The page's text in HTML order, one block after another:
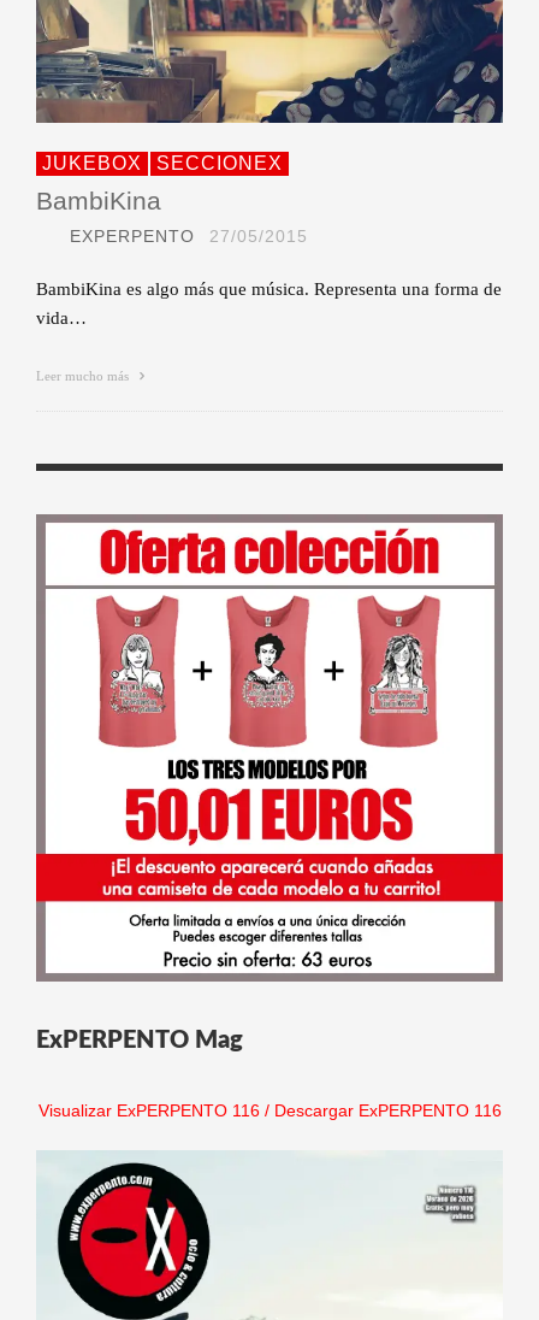
JUKEBOX SECCIONEX
BambiKina
EXPERPENTO 27/05/2015
BambiKina es algo más que música. Representa una forma de
vida…
Leer mucho más
ExPERPENTO Mag
Visualizar ExPERPENTO 116/ Descargar ExPERPENTO 116